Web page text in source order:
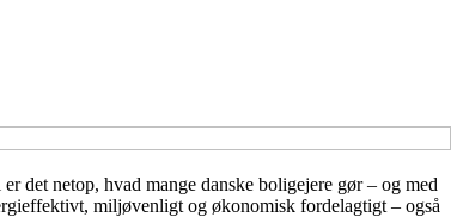
det netop, hvad mange danske boligejere gør – og med
miljøvenligt og økonomisk fordelagtigt – også